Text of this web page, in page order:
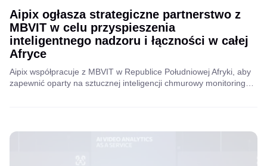
Aipix ogłasza strategiczne partnerstwo z
MBVIT w celu przyspieszenia
inteligentnego nadzoru i łączności w całej
Afryce
Aipix współpracuje z MBVIT w Republice Południowej Afryki, aby
zapewnić oparty na sztucznej inteligencji chmurowy monitoring